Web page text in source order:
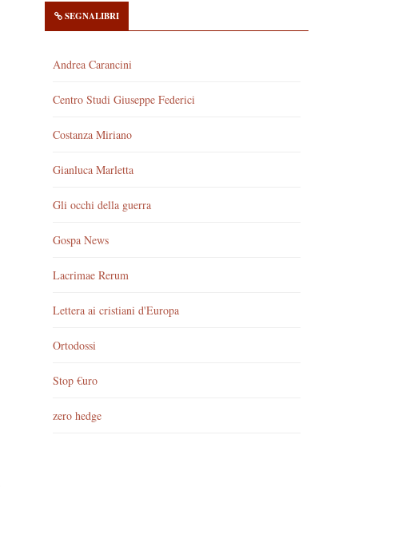
SEGNALIBRI
Andrea Carancini
Centro Studi Giuseppe Federici
Costanza Miriano
Gianluca Marletta
Gli occhi della guerra
Gospa News
Lacrimae Rerum
Lettera ai cristiani d'Europa
Ortodossi
Stop €uro
zero hedge